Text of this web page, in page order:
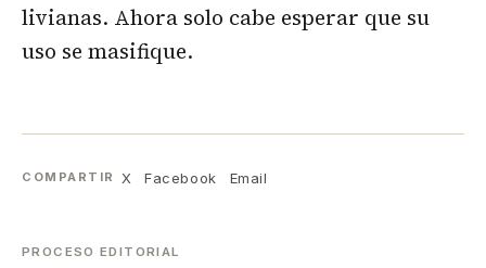
livianas. Ahora solo cabe esperar que su
uso se masifique.
COMPARTIR X Facebook Email
PROCESO EDITORIAL